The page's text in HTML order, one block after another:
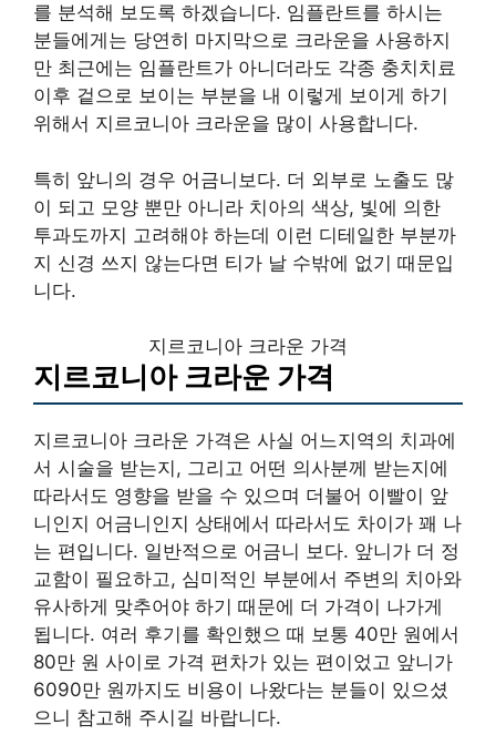
를 분석해 보도록 하겠습니다. 임플란트를 하시는
분들에게는 당연히 마지막으로 크라운을 사용하지
만 최근에는 임플란트가 아니더라도 각종 충치치료
이후 겉으로 보이는 부분을 내 이렇게 보이게 하기
위해서 지르코니아 크라운을 많이 사용합니다.
특히 앞니의 경우 어금니보다. 더 외부로 노출도 많
이 되고 모양 뿐만 아니라 치아의 색상, 빛에 의한
투과도까지 고려해야 하는데 이런 디테일한 부분까
지 신경 쓰지 않는다면 티가 날 수밖에 없기 때문입
니다.
지르코니아 크라운 가격
지르코니아 크라운 가격
지르코니아 크라운 가격은 사실 어느지역의 치과에
서 시술을 받는지, 그리고 어떤 의사분께 받는지에
따라서도 영향을 받을 수 있으며 더불어 이빨이 앞
니인지 어금니인지 상태에서 따라서도 차이가 꽤 나
는 편입니다. 일반적으로 어금니 보다. 앞니가 더 정
교함이 필요하고, 심미적인 부분에서 주변의 치아와
유사하게 맞추어야 하기 때문에 더 가격이 나가게
됩니다. 여러 후기를 확인했으 때 보통 40만 원에서
80만 원 사이로 가격 편차가 있는 편이었고 앞니가
6090만 원까지도 비용이 나왔다는 분들이 있으셨
으니 참고해 주시길 바랍니다.